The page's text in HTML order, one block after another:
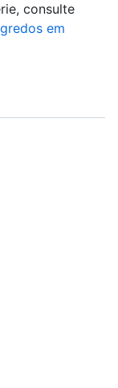
consulte
em